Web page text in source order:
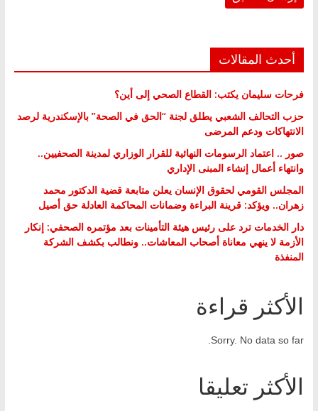
أحدث المقالات
فرحات سليمان يكتب: القطاع الصحي إلى أين؟
حزب التحالف الشعبي يطلق لجنة “الحق في الصحة” بالإسكندرية لرصد
الانتهاكات ودعم المرضى
صور .. اعتماد الرسومات النهائية للقرار الوزاري لمدينة الصحفيين..
وانتهاء أعمال إنشاء المبنى الإداري
المجلس القومي لحقوق الإنسان يعلن متابعة قضية الدكتور محمد
زهران.. ويؤكد: قرينة البراءة وضمانات المحاكمة العادلة حق أصيل
دار الخدمات ترد على رئيس هيئة التأمينات بعد مؤتمره الصحفي: إنكار
الأزمة لا ينهي معاناة أصحاب المعاشات.. ونطالب بكشف الشركة
المنفذة
الأكثر قراءة
Sorry. No data so far.
الأكثر تعليقا